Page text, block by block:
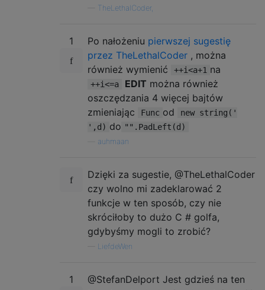
TheLethalCoder,
1 Po nałożeniu pierwszej sugestię
przez TheLethalCoder , można
również wymienić
++i<a+1 na
++i<=a EDIT można również
oszczędzania 4 więcej bajtów
zmieniając
Func od
new string('
',d) do "".PadLeft(d)
auhmaan
Dzięki za sugestie, @TheLethalCoder
czy wolno mi zadeklarować 2
funkcje w ten sposób, czy nie
skróciłoby to dużo C # golfa,
gdybyśmy mogli to zrobić?
LiefdeWen
1
@StefanDelport Jest gdzieś na ten